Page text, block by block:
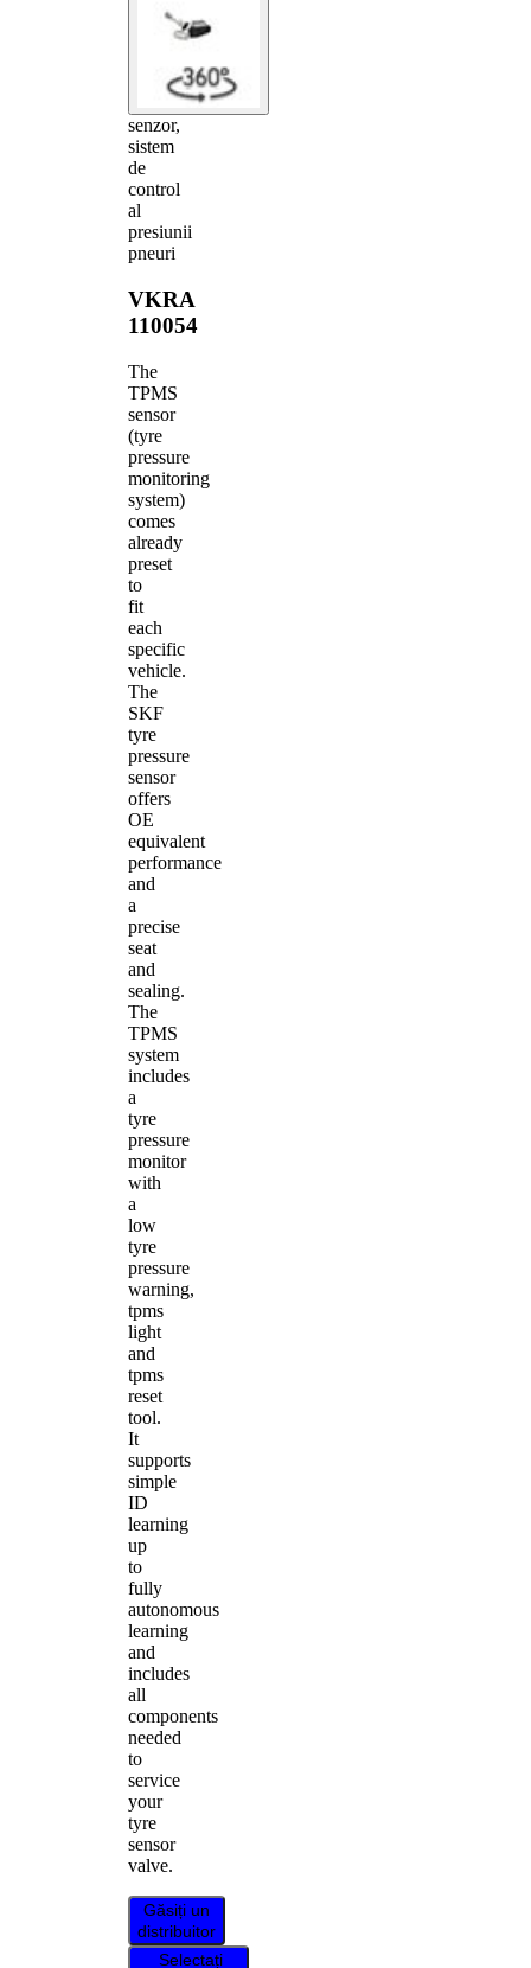
senzor,
sistem
de
control
al
presiunii
pneuri
VKRA
110054
The
TPMS
sensor
(tyre
pressure
monitoring
system)
comes
already
preset
to
fit
each
specific
vehicle.
The
SKF
tyre
pressure
sensor
offers
OE
equivalent
performance
and
a
precise
seat
and
sealing.
The
TPMS
system
includes
a
tyre
pressure
monitor
with
a
low
tyre
pressure
warning,
tpms
light
and
tpms
reset
tool.
It
supports
simple
ID
learning
up
to
fully
autonomous
learning
and
includes
all
components
needed
to
service
your
tyre
sensor
valve.
Găsiți un
distribuitor
Selectați